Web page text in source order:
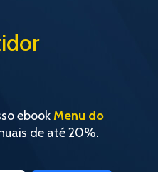
ebookMenu do
de até 20%.